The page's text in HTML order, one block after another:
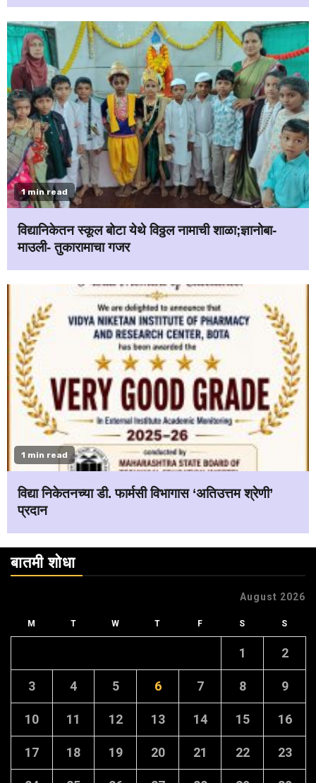
1 min read
विद्यानिकेतन स्कूल बोटा येथे विठ्ठल नामाची शाळा;ज्ञानोबा-
माउली- तुकारामाचा गजर
1 min read
विद्या निकेतनच्या डी. फार्मसी विभागास ‘अतिउत्तम श्रेणी’
प्रदान
बातमी शोधा
August 2026
M T W T F S S
1 2
3 4 5 6 7 8 9
10 11 12 13 14 15 16
17 18 19 20 21 22 23